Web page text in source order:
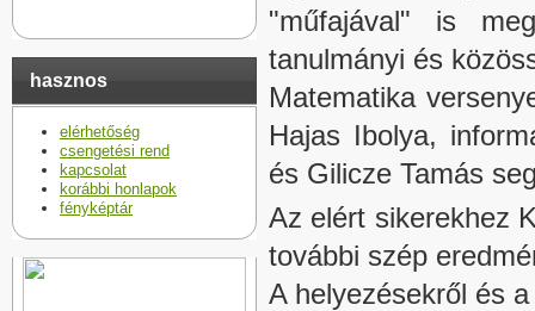
hasznos
elérhetőség
csengetési rend
kapcsolat
korábbi honlapok
fényképtár
"műfajával" is
tanulmányi és
Matematika
Hajas Ibolya,
és Gilicze Tamás
Az elért sikerekhez
további szép
A helyezésekről és